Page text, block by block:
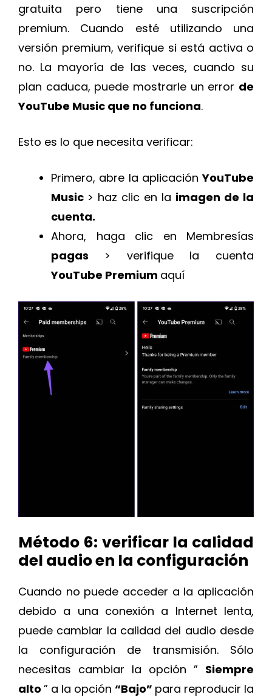
gratuita pero tiene una suscripción
premium. Cuando esté utilizando una
versión premium, verifique si está activa o
no. La mayoría de las veces, cuando su
plan caduca, puede mostrarle un error de
YouTube Music que no funciona.
Esto es lo que necesita verificar:
Primero, abre la aplicaciónYouTube
Music > haz clic en la imagen de la
cuenta.
Ahora, haga clic en Membresías
pagas > verifique la cuenta
YouTube Premium aquí
Método 6: verificar la calidad
del audio en la configuración
Cuando no puede acceder a la aplicación
debido a una conexión a Internet lenta,
puede cambiar la calidad del audio desde
la configuración de transmisión. Sólo
necesitas cambiar la opción ” Siempre
alto ” a la opción “Bajo” para reproducir la